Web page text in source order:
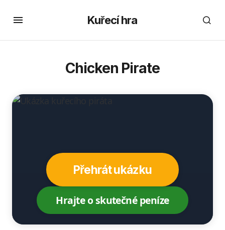
Kuřecí hra
Chicken Pirate
Přehrát ukázku
Hrajte o skutečné peníze